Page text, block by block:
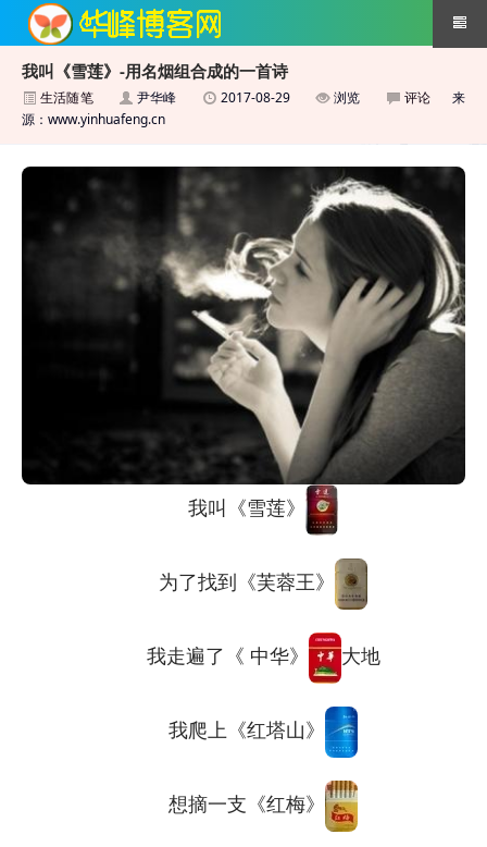
搜索引擎优化技术
我叫《雪莲》-用名烟组合成的一首诗
生活随笔 尹华峰 2017-08-29 浏览 评论
来
源：www.yinhuafeng.cn
我叫《雪莲》
为了找到《芙蓉王》
我走遍了《 中华》 大地
我爬上《红塔山》
想摘一支《红梅》